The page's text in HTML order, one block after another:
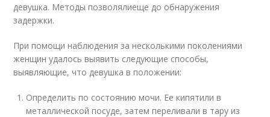
девушка. Методы позволялиеще до обнаружения
задержки.
При помощи наблюдения за несколькими поколениями
женщин удалось выявить следующие способы,
выявляющие, что девушка в положении:
Определить по состоянию мочи. Ее кипятили в
металлической посуде, затем переливали в тару из